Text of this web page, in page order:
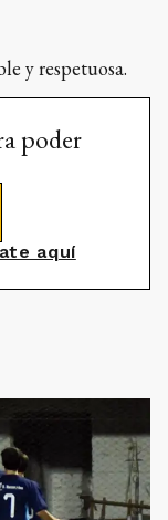
y respetuosa.
poder
aquí